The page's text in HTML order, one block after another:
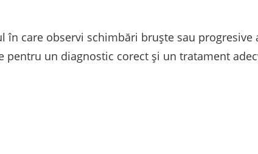
în care observi schimbări bruște sau
un diagnostic corect și un tratament